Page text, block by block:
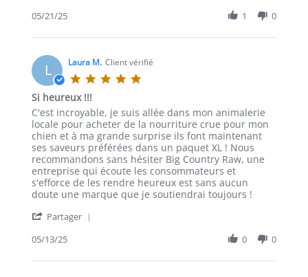
Kathrin
21
mai
2025
05/21/25 1 0
L Laura M. Client vérifié
Si heureux !!!
Commentaire
de
Laura
M.
le
13
mai
2025
avis
mentionnant
So
happy
!!
C'est incroyable, je suis allée dans mon animalerie
locale pour acheter de la nourriture crue pour mon
chien et à ma grande surprise ils font maintenant
ses saveurs préférées dans un paquet XL ! Nous
recommandons sans hésiter Big Country Raw, une
entreprise qui écoute les consommateurs et
s'efforce de les rendre heureux est sans aucun
doute une marque que je soutiendrai toujours !
Partager
Laura
05/13/25 0 0